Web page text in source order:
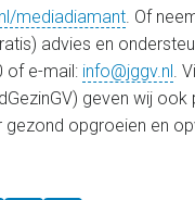
mediadiamant. Of
advies en
of e-mail: info@jggv.nl.
geven wij ook
gezond opgroeien en